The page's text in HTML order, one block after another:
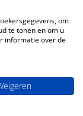
om
te tonen en om u
informatie over de